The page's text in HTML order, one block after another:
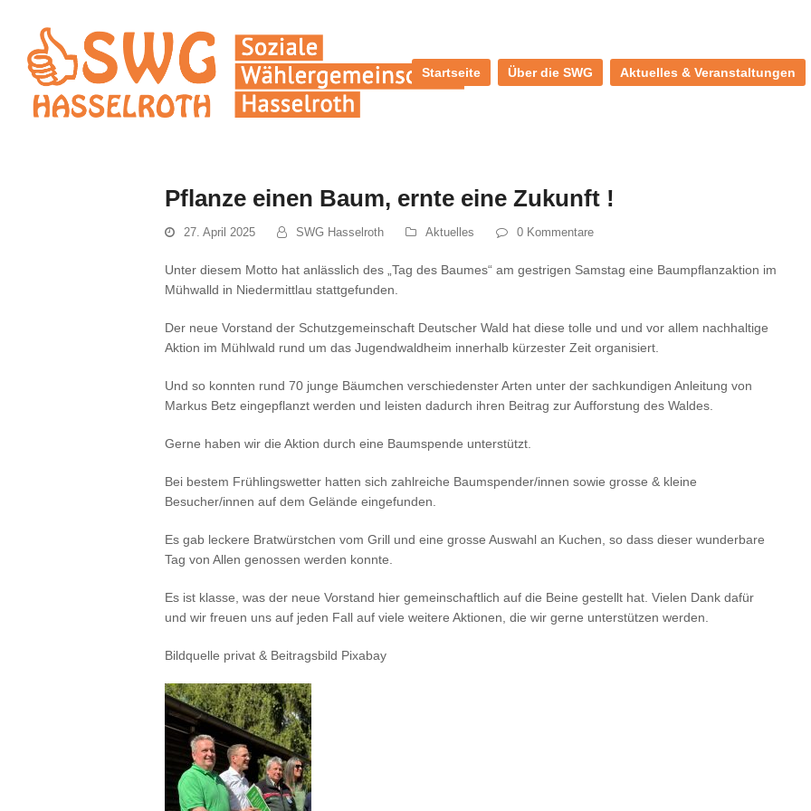
Startseite Über die SWG Aktuelles & Veranstaltungen
Pflanze einen Baum, ernte eine Zukunft !
27. April 2025 SWG Hasselroth Aktuelles 0 Kommentare
Unter diesem Motto hat anlässlich des „Tag des Baumes“ am gestrigen Samstag eine Baumpflanzaktion im
Mühwalld in Niedermittlau stattgefunden.
Der neue Vorstand der Schutzgemeinschaft Deutscher Wald hat diese tolle und und vor allem nachhaltige
Aktion im Mühlwald rund um das Jugendwaldheim innerhalb kürzester Zeit organisiert.
Und so konnten rund 70 junge Bäumchen verschiedenster Arten unter der sachkundigen Anleitung von
Markus Betz eingepflanzt werden und leisten dadurch ihren Beitrag zur Aufforstung des Waldes.
Gerne haben wir die Aktion durch eine Baumspende unterstützt.
Bei bestem Frühlingswetter hatten sich zahlreiche Baumspender/innen sowie grosse & kleine
Besucher/innen auf dem Gelände eingefunden.
Es gab leckere Bratwürstchen vom Grill und eine grosse Auswahl an Kuchen, so dass dieser wunderbare
Tag von Allen genossen werden konnte.
Es ist klasse, was der neue Vorstand hier gemeinschaftlich auf die Beine gestellt hat. Vielen Dank dafür
und wir freuen uns auf jeden Fall auf viele weitere Aktionen, die wir gerne unterstützen werden.
Bildquelle privat & Beitragsbild Pixabay